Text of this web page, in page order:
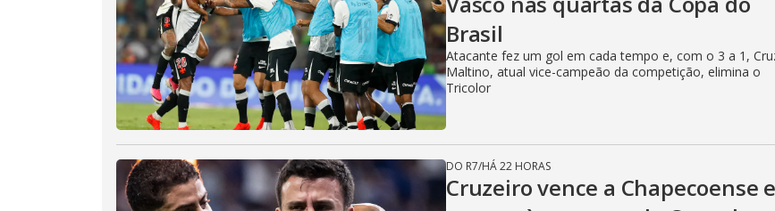
Brasil
Atacante fez um gol em cada tempo e, com o 3 a 1,
Maltino, atual vice-campeão da competição, elimina o
Tricolor
DO R7/HÁ 22 HORAS
Cruzeiro vence a Chapecoense e